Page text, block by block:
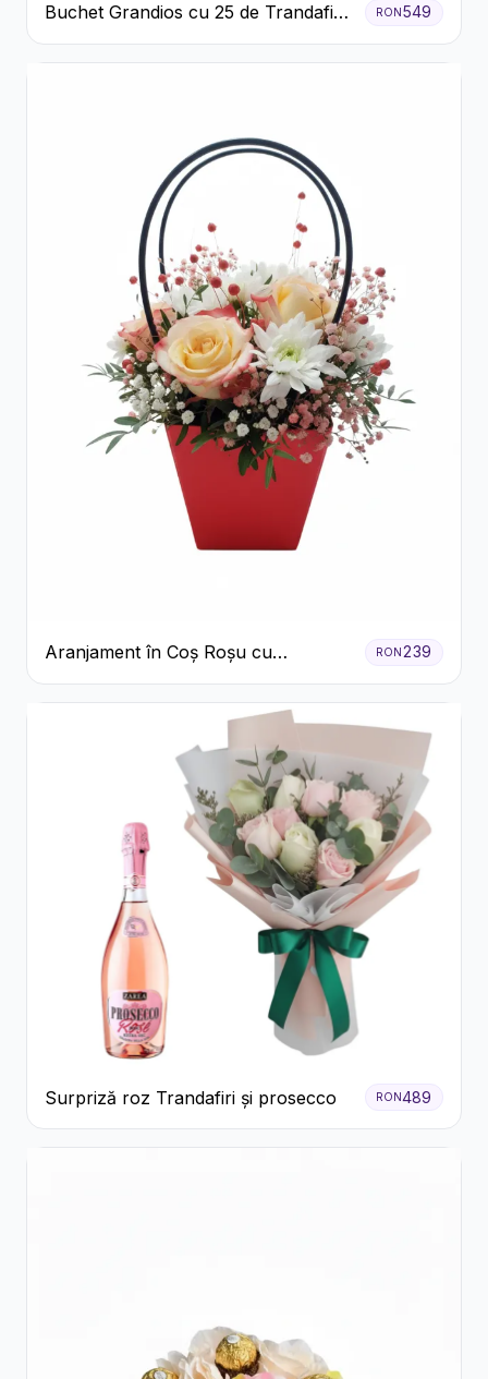
Buchet Grandios cu 25 de Trandafiri
Roșii
RON549
Aranjament în Coș Roșu cu
Trandafiri și Crizanteme Albe
RON239
Surpriză roz Trandafiri și prosecco RON489